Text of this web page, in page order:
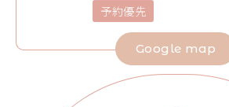
予約優先
Google map